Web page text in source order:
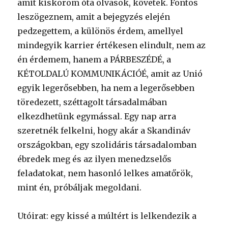
amit kiskorom óta olvasok, követek. Fontos
leszögeznem, amit a bejegyzés elején
pedzegettem, a különös érdem, amellyel
mindegyik karrier értékesen elindult, nem az
én érdemem, hanem a PÁRBESZÉDÉ, a
KÉTOLDALÚ KOMMUNIKÁCIÓÉ, amit az Unió
egyik legerősebben, ha nem a legerősebben
töredezett, széttagolt társadalmában
elkezdhetünk egymással. Egy nap arra
szeretnék felkelni, hogy akár a Skandináv
országokban, egy szolidáris társadalomban
ébredek meg és az ilyen menedzselős
feladatokat, nem hasonló lelkes amatőrök,
mint én, próbáljak megoldani.
Utóirat: egy kissé a múltért is lelkendezik a